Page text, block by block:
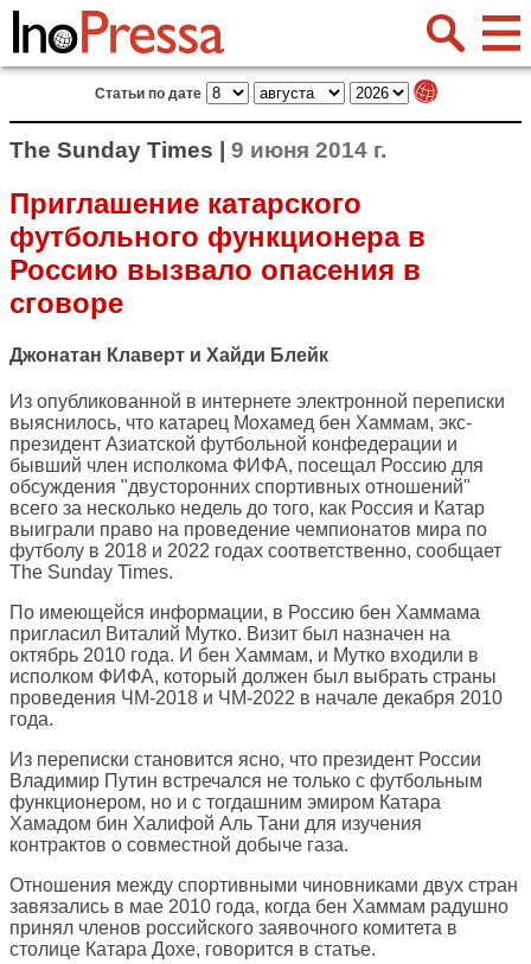
Статьи по дате
The Sunday Times | 9 июня 2014 г.
Приглашение катарского
футбольного функционера в
Россию вызвало опасения в
сговоре
Джонатан Клаверт и Хайди Блейк
Из опубликованной в интернете электронной переписки
выяснилось, что катарец Мохамед бен Хаммам, экс-
президент Азиатской футбольной конфедерации и
бывший член исполкома ФИФА, посещал Россию для
обсуждения "двусторонних спортивных отношений"
всего за несколько недель до того, как Россия и Катар
выиграли право на проведение чемпионатов мира по
футболу в 2018 и 2022 годах соответственно, сообщает
The Sunday Times.
По имеющейся информации, в Россию бен Хаммама
пригласил Виталий Мутко. Визит был назначен на
октябрь 2010 года. И бен Хаммам, и Мутко входили в
исполком ФИФА, который должен был выбрать страны
проведения ЧМ-2018 и ЧМ-2022 в начале декабря 2010
года.
Из переписки становится ясно, что президент России
Владимир Путин встречался не только с футбольным
функционером, но и с тогдашним эмиром Катара
Хамадом бин Халифой Аль Тани для изучения
контрактов о совместной добыче газа.
Отношения между спортивными чиновниками двух стран
завязались в мае 2010 года, когда бен Хаммам радушно
принял членов российского заявочного комитета в
столице Катара Дохе, говорится в статье.